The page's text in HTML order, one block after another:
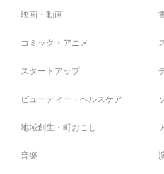
支援金額：2,126,000円 （詳細は
コチラ
映画・動画
コミック・アニメ
スタートアップ
ビューティー・ヘルスケア
地域創生・町おこし
音楽